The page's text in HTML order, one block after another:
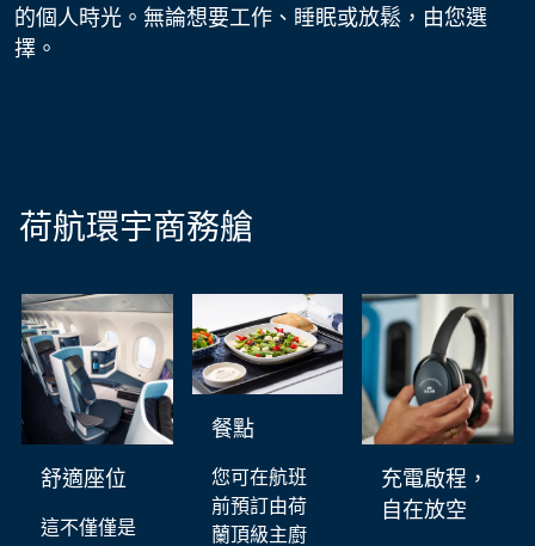
的個人時光。無論想要工作、睡眠或放鬆，由您選
擇。
荷航環宇商務艙
舒適座位
這不僅僅是
餐點
您可在航班
前預訂由荷
蘭頂級主廚
充電啟程，
自在放空